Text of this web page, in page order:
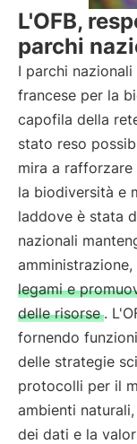
L'OFB,
parchi
I parchi
francese per la
capofila della
stato reso
mira a rafforzare
la biodiversità e
laddove è stata
nazionali
legami e
delle risorse .
fornendo
delle strategie
protocolli per il
ambienti
dei dati e la